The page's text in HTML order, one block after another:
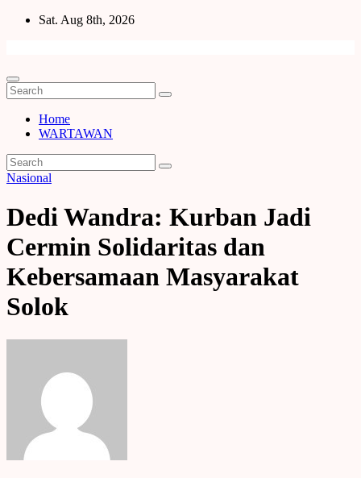
Skip
Sat. Aug 8th, 2026
Home
WARTAWAN
Nasional
Dedi Wandra: Kurban Jadi
Cermin Solidaritas dan
Kebersamaan Masyarakat
Solok